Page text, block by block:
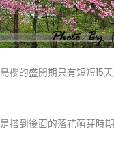
櫻的盛開期只有短短15天
搭到後面的落花萌芽時期